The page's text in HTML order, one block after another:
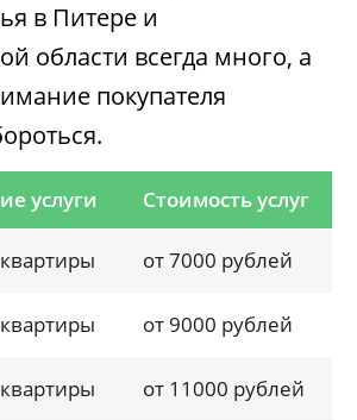
в Питере и
области всегда много, а
покупателя
услуги Стоимость услуг
от 7000 рублей
от 9000 рублей
от 11000 рублей